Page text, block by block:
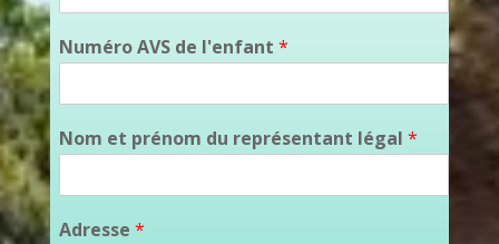
Numéro AVS de l'enfant *
Nom et prénom du représentant légal *
Adresse *